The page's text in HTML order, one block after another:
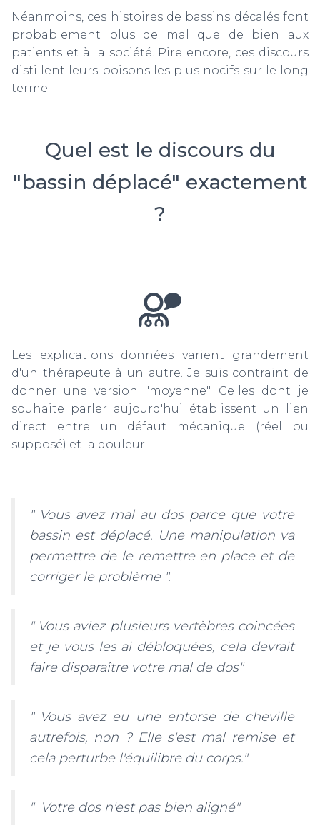
Néanmoins, ces histoires de bassins décalés font
probablement plus de mal que de bien aux
patients et à la société. Pire encore, ces discours
distillent leurs poisons les plus nocifs sur le long
terme.
Quel est le discours du
"bassin déplacé" exactement
?
Les explications données varient grandement
d'un thérapeute à un autre. Je suis contraint de
donner une version "moyenne". Celles dont je
souhaite parler aujourd'hui établissent un lien
direct entre un défaut mécanique (réel ou
supposé) et la douleur.
" Vous avez mal au dos parce que votre
bassin est déplacé. Une manipulation va
permettre de le remettre en place et de
corriger le problème ".
" Vous aviez plusieurs vertèbres coincées
et je vous les ai débloquées, cela devrait
faire disparaître votre mal de dos"
" Vous avez eu une entorse de cheville
autrefois, non ? Elle s'est mal remise et
cela perturbe l'équilibre du corps."
" Votre dos n'est pas bien aligné"